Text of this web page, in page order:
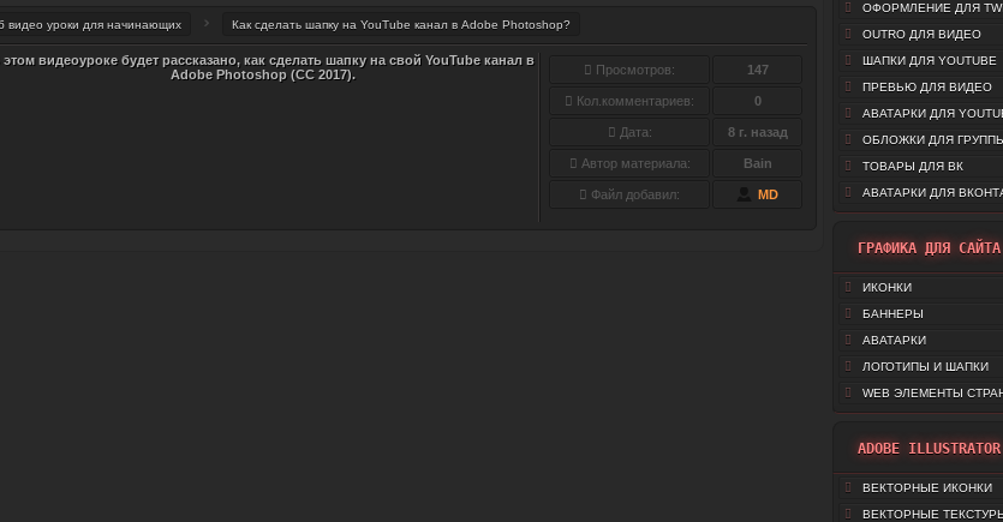
ОФОРМЛЕНИЕ ДЛЯ
OUTRO ДЛЯ ВИДЕО
ШАПКИ ДЛЯ YOUTUBE
ПРЕВЬЮ ДЛЯ ВИДЕО
АВАТАРКИ ДЛЯ
ОБЛОЖКИ ДЛЯ
ТОВАРЫ ДЛЯ ВК
АВАТАРКИ ДЛЯ
ГРАФИКА ДЛЯ САЙТА
ИКОНКИ
БАННЕРЫ
АВАТАРКИ
ЛОГОТИПЫ И ШАПКИ
WEB ЭЛЕМЕНТЫ
ADOBE ILLUSTRATOR
ВЕКТОРНЫЕ ИКОНКИ
ВЕКТОРНЫЕ
видео уроки для начинающих Как сделать шапку на YouTube канал в Adobe Photoshop?
видеоуроке будет рассказано, как сделать шапку на свой YouTube канал в
Adobe Photoshop (CC 2017).
Просмотров: 147
Кол.комментариев: 0
Дата: 8 г. назад
Автор материала: Bain
Файл добавил: MD